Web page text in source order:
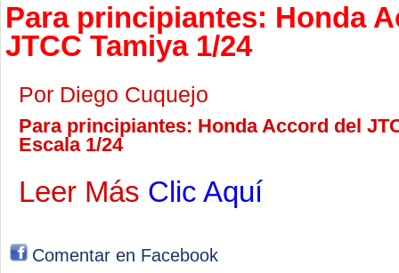
Para principiantes: Honda
JTCC Tamiya 1/24
Por Diego Cuquejo
Para principiantes: Honda Accord del
Escala 1/24
Leer Más Clic Aquí
Comentar en Facebook